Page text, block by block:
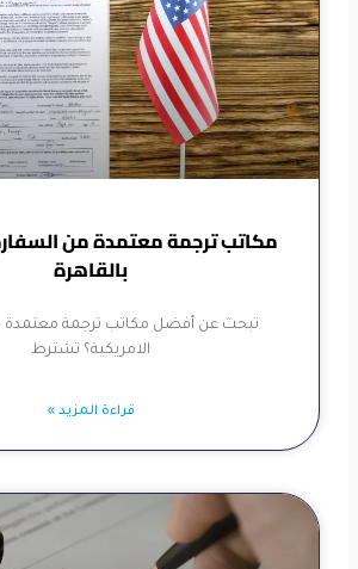
مكاتب ترجمة معتمدة من
بالقاهرة
تبحث عن أفضل مكاتب ترجمة معتمدة
الامريكية؟ تشترط
قراءة المزيد »